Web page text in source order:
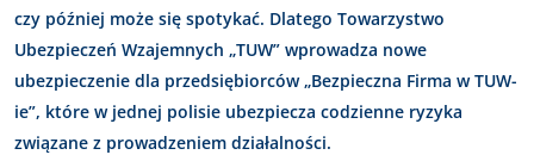
czy później może się spotykać. Dlatego Towarzystwo
Ubezpieczeń Wzajemnych „TUW” wprowadza nowe
ubezpieczenie dla przedsiębiorców „Bezpieczna Firma w TUW-
ie”, które w jednej polisie ubezpiecza codzienne ryzyka
związane z prowadzeniem działalności.